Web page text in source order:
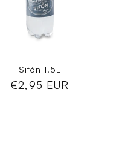
Sifón 1.5L
Precio
€2,95 EUR